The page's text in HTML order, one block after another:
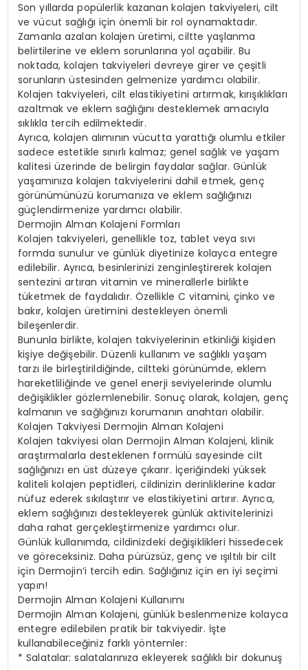
Son yıllarda popülerlik kazanan kolajen takviyeleri, cilt
ve vücut sağlığı için önemli bir rol oynamaktadır.
Zamanla azalan kolajen üretimi, ciltte yaşlanma
belirtilerine ve eklem sorunlarına yol açabilir. Bu
noktada, kolajen takviyeleri devreye girer ve çeşitli
sorunların üstesinden gelmenize yardımcı olabilir.
Kolajen takviyeleri, cilt elastikiyetini artırmak, kırışıklıkları
azaltmak ve eklem sağlığını desteklemek amacıyla
sıklıkla tercih edilmektedir.
Ayrıca, kolajen alımının vücutta yarattığı olumlu etkiler
sadece estetikle sınırlı kalmaz; genel sağlık ve yaşam
kalitesi üzerinde de belirgin faydalar sağlar. Günlük
yaşamınıza kolajen takviyelerini dahil etmek, genç
görünümünüzü korumanıza ve eklem sağlığınızı
güçlendirmenize yardımcı olabilir.
Dermojin Alman Kolajeni Formları
Kolajen takviyeleri, genellikle toz, tablet veya sıvı
formda sunulur ve günlük diyetinize kolayca entegre
edilebilir. Ayrıca, besinlerinizi zenginleştirerek kolajen
sentezini artıran vitamin ve minerallerle birlikte
tüketmek de faydalıdır. Özellikle C vitamini, çinko ve
bakır, kolajen üretimini destekleyen önemli
bileşenlerdir.
Bununla birlikte, kolajen takviyelerinin etkinliği kişiden
kişiye değişebilir. Düzenli kullanım ve sağlıklı yaşam
tarzı ile birleştirildiğinde, ciltteki görünümde, eklem
hareketliliğinde ve genel enerji seviyelerinde olumlu
değişiklikler gözlemlenebilir. Sonuç olarak, kolajen, genç
kalmanın ve sağlığınızı korumanın anahtarı olabilir.
Kolajen Takviyesi Dermojin Alman Kolajeni
Kolajen takviyesi olan Dermojin Alman Kolajeni, klinik
araştırmalarla desteklenen formülü sayesinde cilt
sağlığınızı en üst düzeye çıkarır. İçeriğindeki yüksek
kaliteli kolajen peptidleri, cildinizin derinliklerine kadar
nüfuz ederek sıkılaştırır ve elastikiyetini artırır. Ayrıca,
eklem sağlığınızı destekleyerek günlük aktivitelerinizi
daha rahat gerçekleştirmenize yardımcı olur.
Günlük kullanımda, cildinizdeki değişiklikleri hissedecek
ve göreceksiniz. Daha pürüzsüz, genç ve ışıltılı bir cilt
için Dermojin’i tercih edin. Sağlığınız için en iyi seçimi
yapın!
Dermojin Alman Kolajeni Kullanımı
Dermojin Alman Kolajeni, günlük beslenmenize kolayca
entegre edilebilen pratik bir takviyedir. İşte
kullanabileceğiniz farklı yöntemler:
* Salatalar: salatalarınıza ekleyerek sağlıklı bir dokunuş